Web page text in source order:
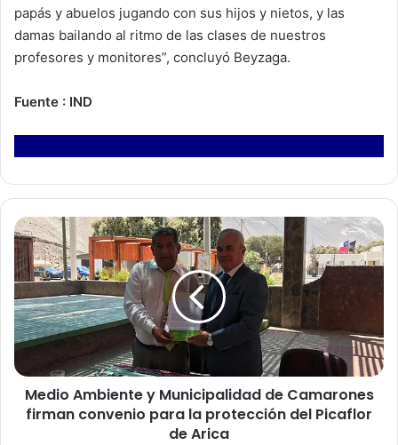
papás y abuelos jugando con sus hijos y nietos, y las
damas bailando al ritmo de las clases de nuestros
profesores y monitores”, concluyó Beyzaga.
Fuente : IND
M
e
d
i
o
A
m
i
Medio Ambiente y Municipalidad de Camarones
firman convenio para la protección del Picaflor
de Arica